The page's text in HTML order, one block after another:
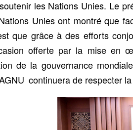
les Nations Unies. Le
Unies ont montré que
que grâce à des efforts
offerte par la mise en
de la gouvernance
continuera de respecter